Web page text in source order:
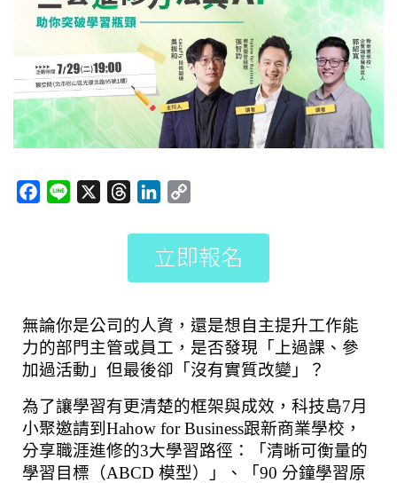
o
k
r
a
s
n
k
e
I
n
p
y
L
n
k
立即報名
無論你是公司的人資，還是想自主提升工作能
力的部門主管或員工，是否發現「上過課、參
加過活動」但最後卻「沒有實質改變」？
為了讓學習有更清楚的框架與成效，科技島7月
小聚邀請到Hahow for Business跟新商業學校，
分享職涯進修的3大學習路徑：「清晰可衡量的
學習目標（ABCD 模型）」、「90 分鐘學習原